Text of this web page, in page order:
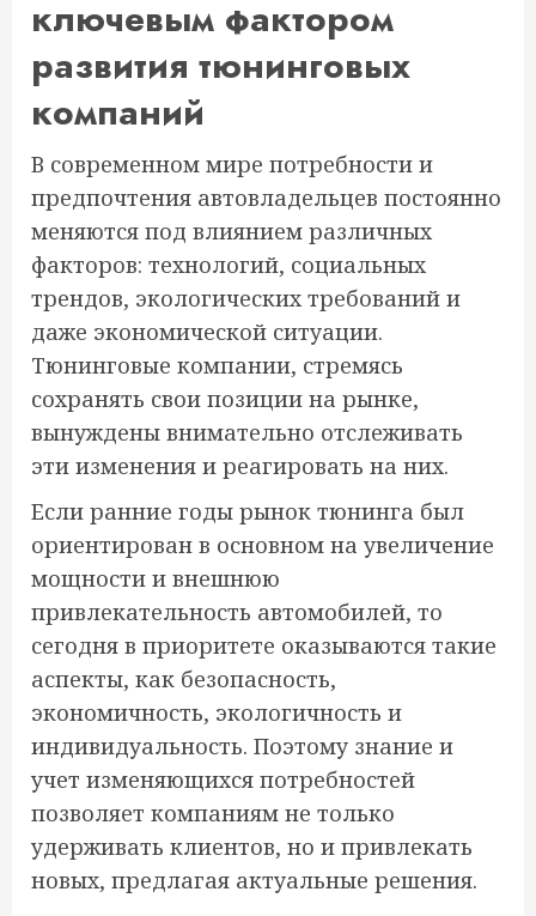
ключевым фактором
развития тюнинговых
компаний
В современном мире потребности и
предпочтения автовладельцев постоянно
меняются под влиянием различных
факторов: технологий, социальных
трендов, экологических требований и
даже экономической ситуации.
Тюнинговые компании, стремясь
сохранять свои позиции на рынке,
вынуждены внимательно отслеживать
эти изменения и реагировать на них.
Если ранние годы рынок тюнинга был
ориентирован в основном на увеличение
мощности и внешнюю
привлекательность автомобилей, то
сегодня в приоритете оказываются такие
аспекты, как безопасность,
экономичность, экологичность и
индивидуальность. Поэтому знание и
учет изменяющихся потребностей
позволяет компаниям не только
удерживать клиентов, но и привлекать
новых, предлагая актуальные решения.